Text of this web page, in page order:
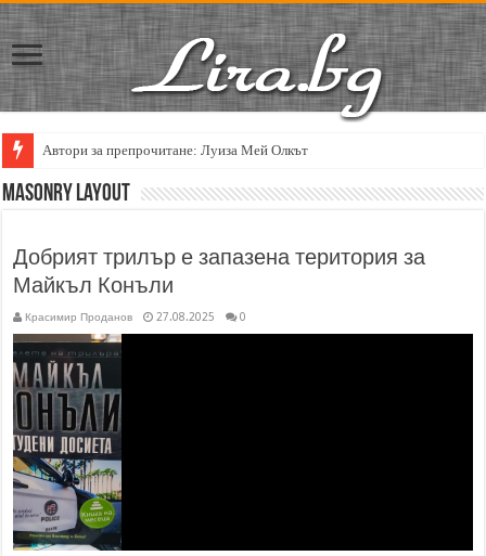
Автори за препрочитане: Луиза Мей Олкът
Masonry Layout
Добрият трилър е запазена територия за
Майкъл Конъли
Красимир Проданов 27.08.2025 0